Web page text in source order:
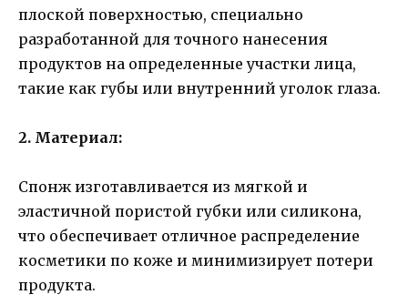
плоской поверхностью, специально
разработанной для точного нанесения
продуктов на определенные участки лица,
такие как губы или внутренний уголок глаза.
2. Материал:
Спонж изготавливается из мягкой и
эластичной пористой губки или силикона,
что обеспечивает отличное распределение
косметики по коже и минимизирует потери
продукта.